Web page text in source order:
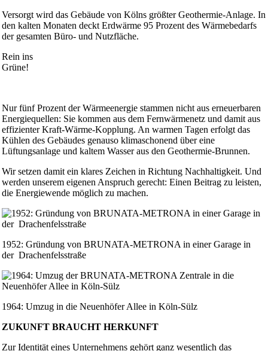
Versorgt wird das Gebäude von Kölns größter Geothermie-Anlage. In
den kalten Monaten deckt Erdwärme 95 Prozent des Wärmebedarfs
der gesamten Büro- und Nutzfläche.
Rein ins
Grüne!
Nur fünf Prozent der Wärmeenergie stammen nicht aus erneuerbaren
Energiequellen: Sie kommen aus dem Fernwärmenetz und damit aus
effizienter Kraft-Wärme-Kopplung. An warmen Tagen erfolgt das
Kühlen des Gebäudes genauso klimaschonend über eine
Lüftungsanlage und kaltem Wasser aus den Geothermie-Brunnen.
Wir setzen damit ein klares Zeichen in Richtung Nachhaltigkeit. Und
werden unserem eigenen Anspruch gerecht: Einen Beitrag zu leisten,
die Energiewende möglich zu machen.
1952: Gründung von BRUNATA-METRONA in einer Garage in
der Drachenfelsstraße
1964: Umzug in die Neuenhöfer Allee in Köln-Sülz
ZUKUNFT BRAUCHT HERKUNFT
Zur Identität eines Unternehmens gehört ganz wesentlich das